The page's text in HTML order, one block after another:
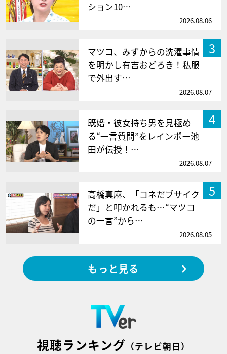
ション10…
2026.08.06
3
マツコ、みずからの洗濯事情
を明かし有吉おどろき！私服
で外出す…
2026.08.07
4
既婚・彼女持ち男を見極め
る“一言質問”をレインボー池
田が伝授！…
2026.08.07
5
高橋真麻、「コネだブサイク
だ」と叩かれるも…“マツコ
の一言”から…
2026.08.05
もっと見る
視聴ランキング （テレビ朝日）